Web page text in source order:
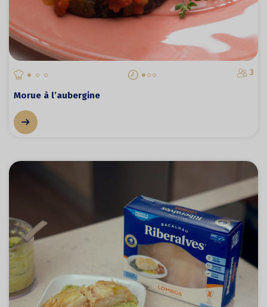
3
Morue à l’aubergine